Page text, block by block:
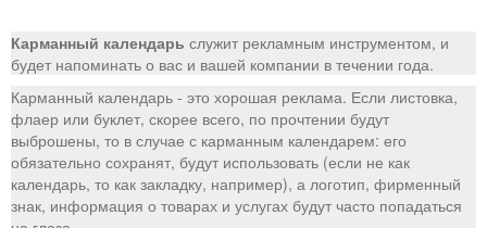
Карманный календарь служит рекламным инструментом, и
будет напоминать о вас и вашей компании в течении года.
Карманный календарь - это хорошая реклама. Если листовка,
флаер или буклет, скорее всего, по прочтении будут
выброшены, то в случае с карманным календарем: его
обязательно сохранят, будут использовать (если не как
календарь, то как закладку, например), а логотип, фирменный
знак, информация о товарах и услугах будут часто попадаться